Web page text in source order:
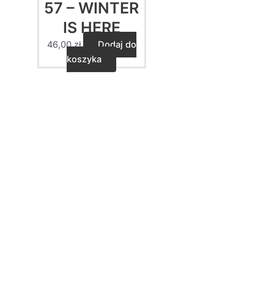
57 – WINTER
IS HERE
46,00zł
Dodaj do
koszyka